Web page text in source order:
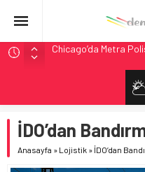
Süresini Kısalttı
NJ Transit’ten Tarihi
Rocky Mountain,
Konsorsiyumu Başlattı
Long Beach
İDO’dan
Anasayfa » Lojistik » İDO’dan